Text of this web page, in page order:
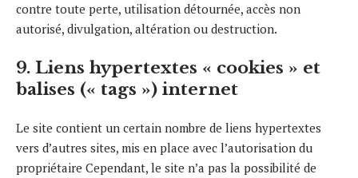
contre toute perte, utilisation détournée, accès non
autorisé, divulgation, altération ou destruction.
9. Liens hypertextes « cookies » et
balises (« tags ») internet
Le site contient un certain nombre de liens hypertextes
vers d’autres sites, mis en place avec l’autorisation du
propriétaire Cependant, le site n’a pas la possibilité de